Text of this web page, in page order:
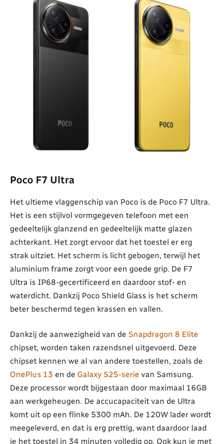
Poco F7 Ultra
Het ultieme vlaggenschip van Poco is de Poco F7 Ultra.
Het is een stijlvol vormgegeven telefoon met een
gedeeltelijk glanzend en gedeeltelijk matte glazen
achterkant. Het zorgt ervoor dat het toestel er erg
strak uitziet. Het scherm is licht gebogen, terwijl het
aluminium frame zorgt voor een goede grip. De F7
Ultra is IP68-gecertificeerd en daardoor stof- en
waterdicht. Dankzij Poco Shield Glass is het scherm
beter beschermd tegen krassen en vallen.
Dankzij de aanwezigheid van de Snapdragon 8 Elite
chipset, worden taken razendsnel uitgevoerd. Deze
chipset kennen we al van andere toestellen, zoals de
OnePlus 13 en de Galaxy S25-serie van Samsung.
Deze processor wordt bijgestaan door maximaal 16GB
aan werkgeheugen. De accucapaciteit van de Ultra
komt uit op een flinke 5300 mAh. De 120W lader wordt
meegeleverd, en dat is erg prettig, want daardoor laad
je het toestel in 34 minuten volledig op. Ook kun je met